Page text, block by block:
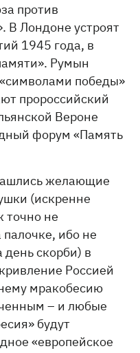
против
В Лондоне устроят
1945 года, в
Румын
победы»
пророссийский
Вероне
форум «Память
желающие
(искренне
точно не
палочке, ибо не
день скорби) в
Россией
мракобесию
– и любые
будут
«европейское